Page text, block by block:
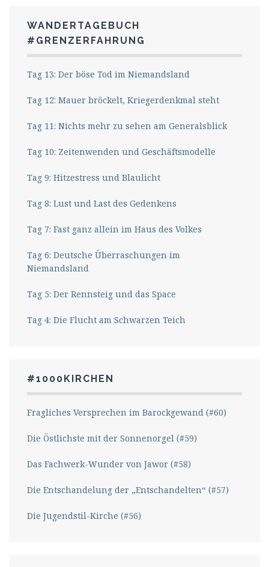
WANDERTAGEBUCH
#GRENZERFAHRUNG
Tag 13: Der böse Tod im Niemandsland
Tag 12: Mauer bröckelt, Kriegerdenkmal steht
Tag 11: Nichts mehr zu sehen am Generalsblick
Tag 10: Zeitenwenden und Geschäftsmodelle
Tag 9: Hitzestress und Blaulicht
Tag 8: Lust und Last des Gedenkens
Tag 7: Fast ganz allein im Haus des Volkes
Tag 6: Deutsche Überraschungen im
Niemandsland
Tag 5: Der Rennsteig und das Space
Tag 4: Die Flucht am Schwarzen Teich
#1000KIRCHEN
Fragliches Versprechen im Barockgewand (#60)
Die Östlichste mit der Sonnenorgel (#59)
Das Fachwerk-Wunder von Jawor (#58)
Die Entschandelung der „Entschandelten“ (#57)
Die Jugendstil-Kirche (#56)